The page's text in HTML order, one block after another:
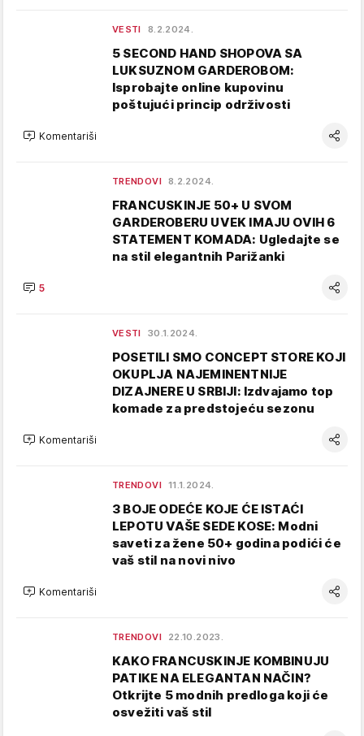
VESTI 8.2.2024.
5 SECOND HAND SHOPOVA SA
LUKSUZNOM GARDEROBOM:
Isprobajte online kupovinu
poštujući princip održivosti
Komentariši
TRENDOVI 8.2.2024.
FRANCUSKINJE 50+ U SVOM
GARDEROBERU UVEK IMAJU OVIH 6
STATEMENT KOMADA: Ugledajte se
na stil elegantnih Parižanki
5
VESTI 30.1.2024.
POSETILI SMO CONCEPT STORE KOJI
OKUPLJA NAJEMINENTNIJE
DIZAJNERE U SRBIJI: Izdvajamo top
komade za predstojeću sezonu
Komentariši
TRENDOVI 11.1.2024.
3 BOJE ODEĆE KOJE ĆE ISTAĆI
LEPOTU VAŠE SEDE KOSE: Modni
saveti za žene 50+ godina podići će
vaš stil na novi nivo
Komentariši
TRENDOVI 22.10.2023.
KAKO FRANCUSKINJE KOMBINUJU
PATIKE NA ELEGANTAN NAČIN?
Otkrijte 5 modnih predloga koji će
osvežiti vaš stil